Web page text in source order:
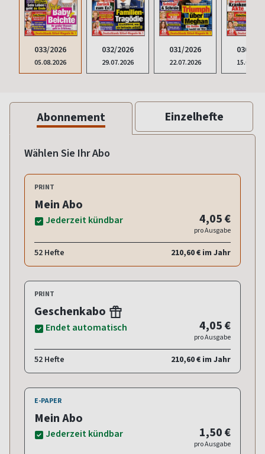
033/2026
05.08.2026
032/2026
29.07.2026
031/2026
22.07.2026
030/
Abonnement Einzelhefte
Wählen Sie Ihr Abo
PRINT
Mein Abo
Jederzeit kündbar 4,05 €
pro Ausgabe
52 Hefte 210,60 € im Jahr
PRINT
Geschenkabo
Endet automatisch 4,05 €
pro Ausgabe
52 Hefte 210,60 € im Jahr
E-PAPER
Mein Abo
Jederzeit kündbar 1,50 €
pro Ausgabe